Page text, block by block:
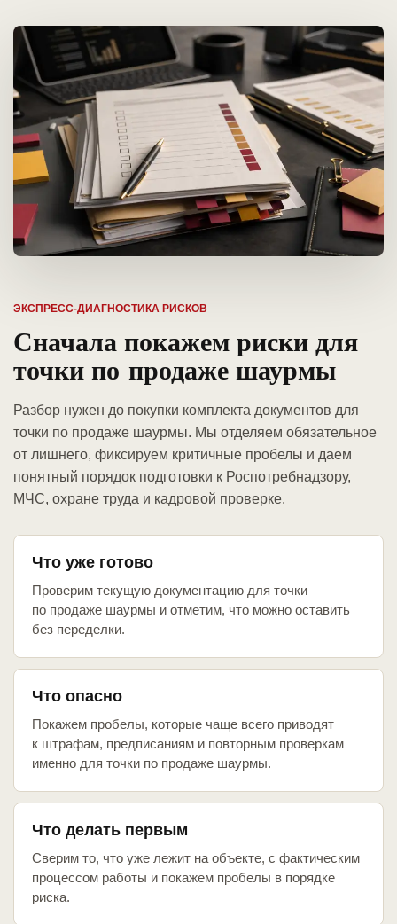
ЭКСПРЕСС-ДИАГНОСТИКА РИСКОВ
Сначала покажем риски для
точки по продаже шаурмы
Разбор нужен до покупки комплекта документов для
точки по продаже шаурмы. Мы отделяем обязательное
от лишнего, фиксируем критичные пробелы и даем
понятный порядок подготовки к Роспотребнадзору,
МЧС, охране труда и кадровой проверке.
Что уже готово
Проверим текущую документацию для точки
по продаже шаурмы и отметим, что можно оставить
без переделки.
Что опасно
Покажем пробелы, которые чаще всего приводят
к штрафам, предписаниям и повторным проверкам
именно для точки по продаже шаурмы.
Что делать первым
Сверим то, что уже лежит на объекте, с фактическим
процессом работы и покажем пробелы в порядке
риска.